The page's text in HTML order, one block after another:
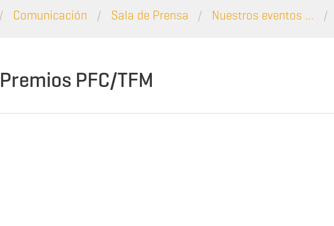
Comunicación Sala de Prensa Nuestros eventos ...
Premios PFC/TFM